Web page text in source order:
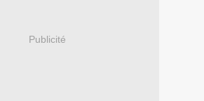
Publicité